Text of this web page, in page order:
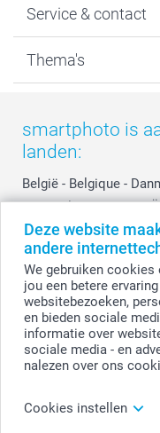
Deze website
andere
We gebruiken cookies
jou een betere
websitebezoeken,
en bieden sociale
informatie over
sociale media - en
nalezen over ons
Cookies instellen
Fotocadeaus
Kaarten
Vacatures
Bestelproces
Privacy
Cookiebeleid
Reviews
Prijslijst
Investor Relations
Service & contact
Tevredenheidsgarantie
smartbonus
smartfriends
Affiliate
Partnerships
Influencer
Thema's
Moederdag
Vaderdag
Huwelijk
smartphoto is
landen:
België - Belgique -
- Nederland - Norge -
Switzerland - Suomi -
Other Countries
Alle prijzen zijn in EURO